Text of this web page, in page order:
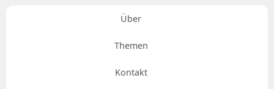
Über
Themen
Kontakt